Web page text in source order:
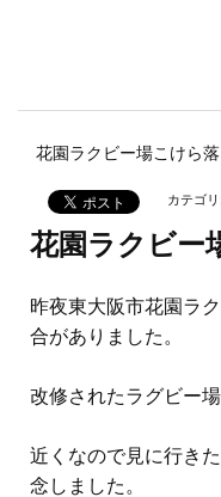
花園ラクビー場こけら
カテゴリ:
花園ラクビー
昨夜東大阪市花園ラ
合がありました。
改修されたラグビー
近くなので見に行き
念しました。